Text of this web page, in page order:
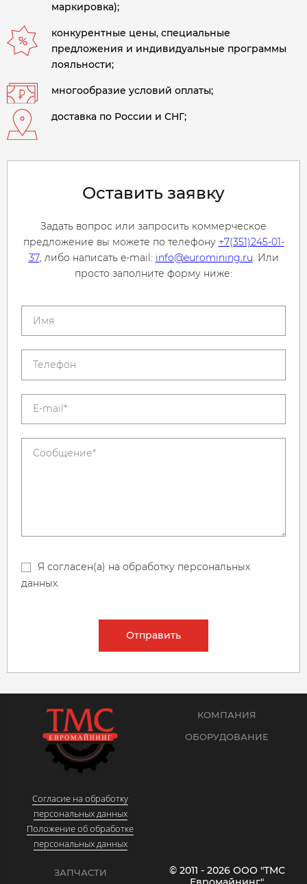
маркировка);
конкурентные цены, специальные
предложения и индивидуальные программы
лояльности;
многообразие условий оплаты;
доставка по России и СНГ;
Оставить заявку
Задать вопрос или запросить коммерческое
предложение вы можете по телефону +7(351)245-01-
37, либо написать e-mail: info@euromining.ru. Или
просто заполните форму ниже:
Я согласен(а) на обработку персональных
данных.
Отправить
Согласие на обработку
персональных данных
Положение об обработке
персональных данных
КОМПАНИЯ
ОБОРУДОВАНИЕ
ЗАПЧАСТИ
© 2011 - 2026 ООО "ТМС